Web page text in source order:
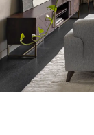
Maison
Maison
Maison Et
Petite Surface
Revue De Week